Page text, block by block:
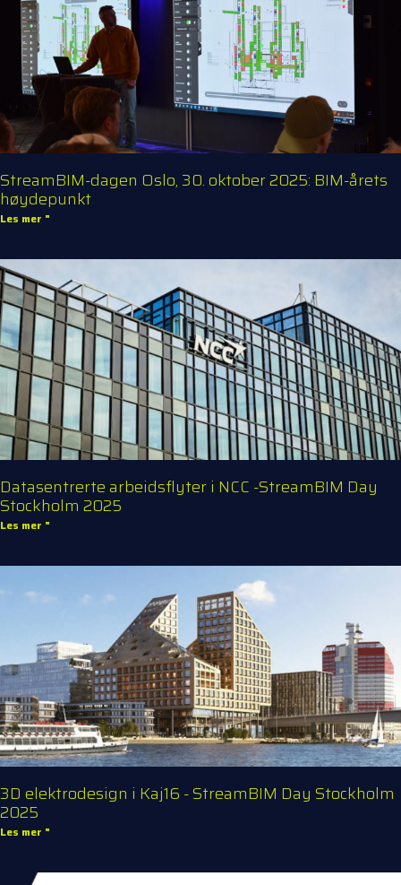
StreamBIM-dagen Oslo, 30. oktober 2025: BIM-årets
høydepunkt
Les mer "
Datasentrerte arbeidsflyter i NCC -StreamBIM Day
Stockholm 2025
Les mer "
3D elektrodesign i Kaj16 - StreamBIM Day Stockholm
2025
Les mer "